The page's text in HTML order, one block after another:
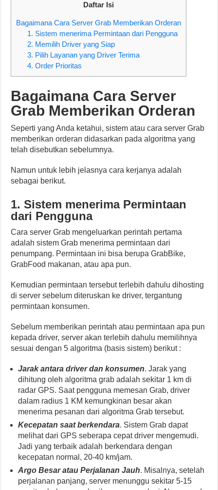
Daftar Isi
Bagaimana Cara Server Grab Memberikan Orderan
1. Sistem menerima Permintaan dari Pengguna
2. Memilih Driver yang Siap
3. Pilih Layanan yang Driver Terima
4. Order Prioritas
Bagaimana Cara Server
Grab Memberikan Orderan
Seperti yang Anda ketahui, sistem atau cara server Grab
memberikan orderan didasarkan pada algoritma yang
telah disebutkan sebelumnya.
Namun untuk lebih jelasnya cara kerjanya adalah
sebagai berikut.
1. Sistem menerima Permintaan
dari Pengguna
Cara server Grab mengeluarkan perintah pertama
adalah sistem Grab menerima permintaan dari
penumpang. Permintaan ini bisa berupa GrabBike,
GrabFood makanan, atau apa pun.
Kemudian permintaan tersebut terlebih dahulu dihosting
di server sebelum diteruskan ke driver, tergantung
permintaan konsumen.
Sebelum memberikan perintah atau permintaan apa pun
kepada driver, server akan terlebih dahulu memilihnya
sesuai dengan 5 algoritma (basis sistem) berikut :
Jarak antara driver dan konsumen. Jarak yang
dihitung oleh algoritma grab adalah sekitar 1 km di
radar GPS. Saat pengguna memesan Grab, driver
dalam radius 1 KM kemungkinan besar akan
menerima pesanan dari algoritma Grab tersebut.
Kecepatan saat berkendara. Sistem Grab dapat
melihat dari GPS seberapa cepat driver mengemudi.
Jadi yang terbaik adalah berkendara dengan
kecepatan normal, 20-40 km/jam.
Argo Besar atau Perjalanan Jauh. Misalnya, setelah
perjalanan panjang, server menunggu sekitar 5-15